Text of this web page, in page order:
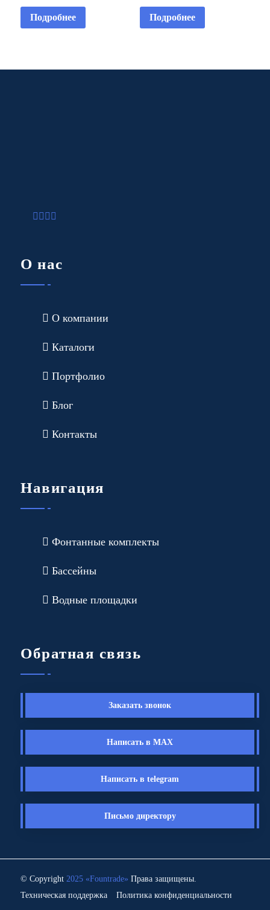
подводный IP68
Подробнее Подробнее
О нас
О компании
Каталоги
Портфолио
Блог
Контакты
Навигация
Фонтанные комплекты
Бассейны
Водные площадки
Обратная связь
Заказать звонок
Написать в MAX
Написать в telegram
Письмо директору
© Copyright 2025 «Fоuntrade» Права защищены.
Техническая поддержка
Политика конфиденциальности